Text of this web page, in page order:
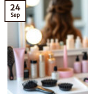
24
Sep